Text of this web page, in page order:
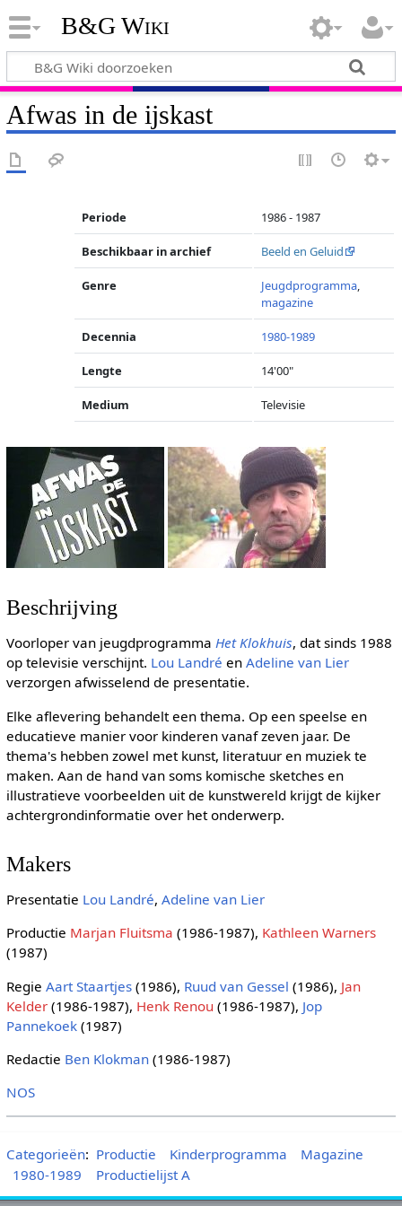
B&G Wiki
Afwas in de ijskast
Periode 1986 - 1987
Beschikbaar in archief Beeld en Geluid
Genre Jeugdprogramma,
magazine
Decennia 1980-1989
Lengte 14'00"
Medium Televisie
Beschrijving
Voorloper van jeugdprogramma Het Klokhuis, dat sinds 1988
op televisie verschijnt. Lou Landré en Adeline van Lier
verzorgen afwisselend de presentatie.
Elke aflevering behandelt een thema. Op een speelse en
educatieve manier voor kinderen vanaf zeven jaar. De
thema's hebben zowel met kunst, literatuur en muziek te
maken. Aan de hand van soms komische sketches en
illustratieve voorbeelden uit de kunstwereld krijgt de kijker
achtergrondinformatie over het onderwerp.
Makers
Presentatie Lou Landré, Adeline van Lier
Productie Marjan Fluitsma (1986-1987), Kathleen Warners
(1987)
Regie Aart Staartjes(1986), Ruud van Gessel (1986), Jan
Kelder(1986-1987), Henk Renou (1986-1987), Jop
Pannekoek(1987)
Redactie Ben Klokman(1986-1987)
NOS
Categorieën: Productie Kinderprogramma
Magazine
1980-1989
Productielijst A